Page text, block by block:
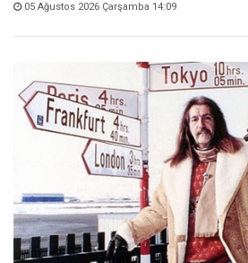
05 Ağustos 2026 Çarşamba 14:09